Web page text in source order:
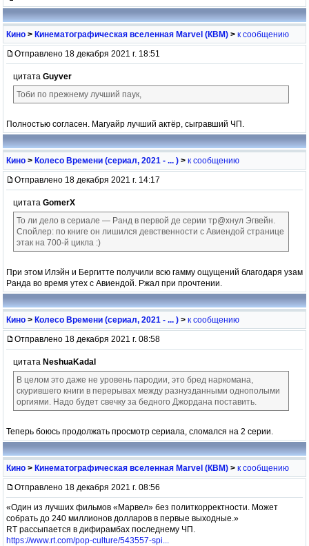
Кино > Кинематографическая вселенная Marvel (КВМ) > к сообщению
Отправлено 18 декабря 2021 г. 18:51
цитата Guyver
Тоби по прежнему лучший паук,
Полностью согласен. Магуайр лучший актёр, сыгравший ЧП.
Кино > Колесо Времени (сериал, 2021 - ... ) > к сообщению
Отправлено 18 декабря 2021 г. 14:17
цитата GomerX
То ли дело в сериале — Ранд в первой де серии тр@хнул Эгвейн.
Спойлер: по книге он лишился девственности с Авиендой странице
этак на 700-й цикла :)
При этом Илэйн и Бергитте получили всю гамму ощущений благодаря узам
Ранда во время утех с Авиендой. Ржал при прочтении.
Кино > Колесо Времени (сериал, 2021 - ... ) > к сообщению
Отправлено 18 декабря 2021 г. 08:58
цитата NeshuaKadal
В целом это даже не уровень пародии, это бред наркомана,
скурившего книги в перерывах между разнузданными однополыми
оргиями. Надо будет свечку за бедного Джордана поставить.
Теперь боюсь продолжать просмотр сериала, сломался на 2 серии.
Кино > Кинематографическая вселенная Marvel (КВМ) > к сообщению
Отправлено 18 декабря 2021 г. 08:56
«Один из лучших фильмов «Марвел» без политкорректности. Может
собрать до 240 миллионов долларов в первые выходные.»
RT рассыпается в дифирамбах последнему ЧП.
https://www.rt.com/pop-culture/543557-spi...